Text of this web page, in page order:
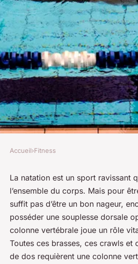
Quel type de yoga
approprié pour les
cherchant à
souplesse dorsale?
28 avril 2024
Accueil›Fitness
La natation est un sport ravissant
l’ensemble du corps. Mais pour
suffit pas d’être un bon nageur,
posséder une souplesse dorsale
colonne vertébrale joue un rôle
Toutes ces brasses, ces crawls et
de dos requièrent une colonne